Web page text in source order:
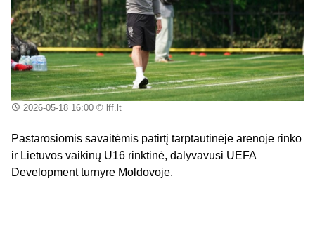
2026-05-18 16:00© lff.lt
Pastarosiomis savaitėmis patirtį tarptautinėje arenoje rinko
ir Lietuvos vaikinų U16 rinktinė, dalyvavusi UEFA
Development turnyre Moldovoje.